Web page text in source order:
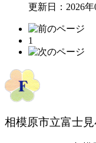
更新日：2026年
1
相模原市立富士